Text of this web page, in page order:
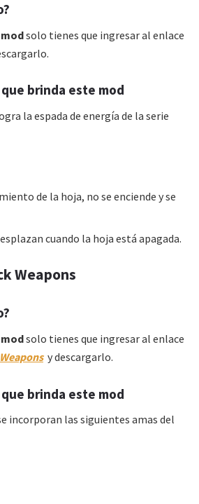
modsolo tienes que ingresar al enlace
brinda este mod
la espada de energía de la serie
de la hoja, no se enciende y se
cuando la hoja está apagada.
Weapons
modsolo tienes que ingresar al enlace
y descargarlo.
brinda este mod
incorporan las siguientes amas del